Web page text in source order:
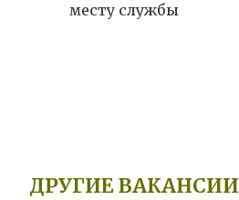
месту службы
ДРУГИЕ ВАКАНСИИ